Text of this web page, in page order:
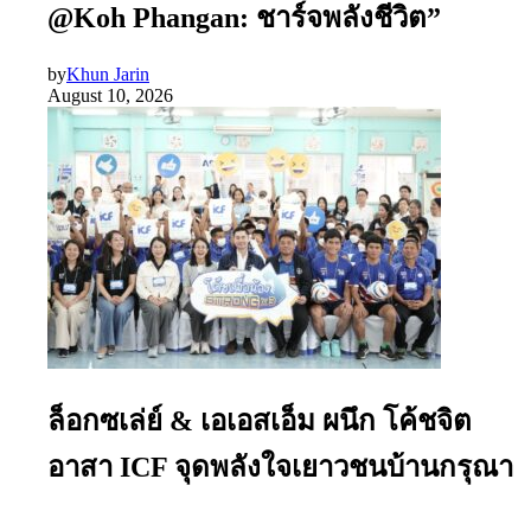
@Koh Phangan: ชาร์จพลังชีวิต”
byKhun Jarin
August 10, 2026
ล็อกซเล่ย์ & เอเอสเอ็ม ผนึก โค้ชจิต
อาสา ICF จุดพลังใจเยาวชนบ้านกรุณา